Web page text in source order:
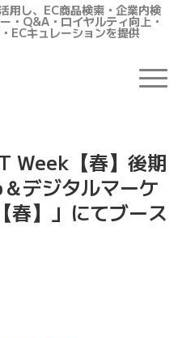
用し、EC商品検索・企業内検
・Q&A・ロイヤルティ向上・
ECキュレーションを提供
Week【春】後期
デジタルマーケ
春】」にてブース